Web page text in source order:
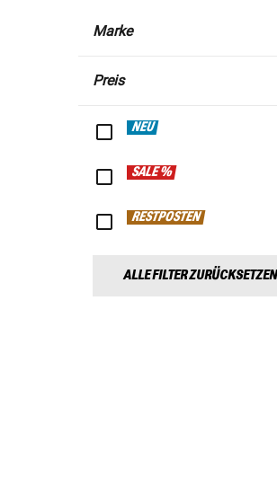
Marke
Preis
NEU
SALE %
RESTPOSTEN
ALLE FILTER ZURÜCKSETZEN